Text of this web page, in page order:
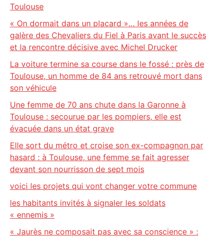
Toulouse
« On dormait dans un placard »… les années de
galère des Chevaliers du Fiel à Paris avant le succès
et la rencontre décisive avec Michel Drucker
La voiture termine sa course dans le fossé : près de
Toulouse, un homme de 84 ans retrouvé mort dans
son véhicule
Une femme de 70 ans chute dans la Garonne à
Toulouse : secourue par les pompiers, elle est
évacuée dans un état grave
Elle sort du métro et croise son ex-compagnon par
hasard : à Toulouse, une femme se fait agresser
devant son nourrisson de sept mois
voici les projets qui vont changer votre commune
les habitants invités à signaler les soldats
« ennemis »
« Jaurès ne composait pas avec sa conscience » :